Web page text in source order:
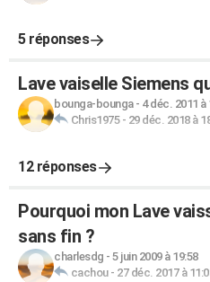
5 réponses
Lave vaiselle Siemens
bounga-bounga- 4 déc. 2011 à
Chris1975- 29 déc. 2018 à
12 réponses
Pourquoi mon Lave
sans fin ?
charlesdg - 5 juin 2009 à 19:58
cachou- 27 déc. 2017 à